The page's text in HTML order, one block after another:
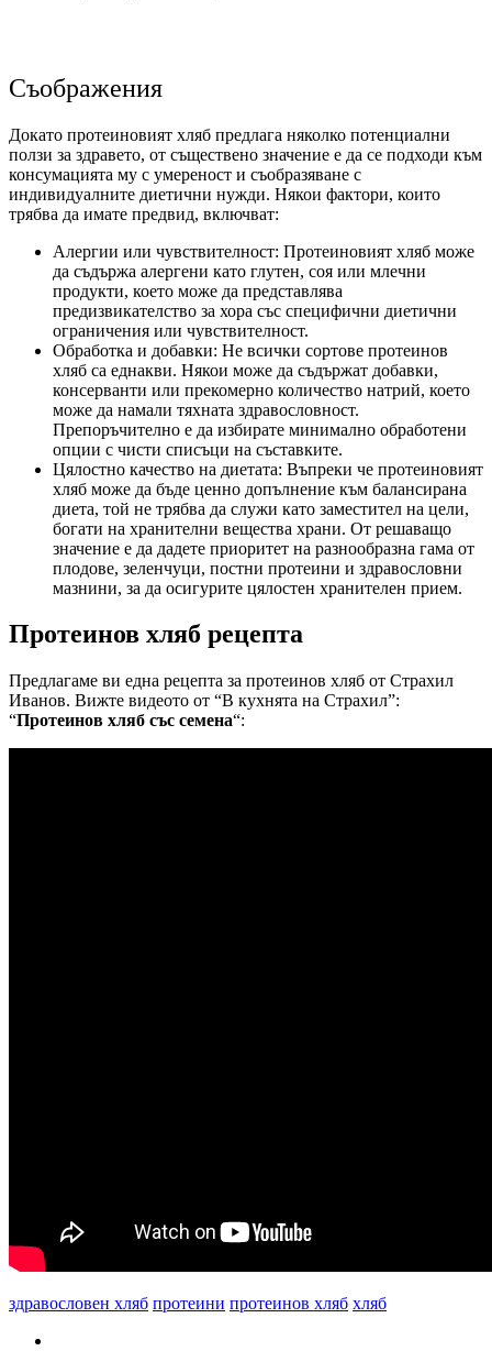
Съображения
Докато протеиновият хляб предлага няколко потенциални
ползи за здравето, от съществено значение е да се подходи към
консумацията му с умереност и съобразяване с
индивидуалните диетични нужди. Някои фактори, които
трябва да имате предвид, включват:
Алергии или чувствителност: Протеиновият хляб може
да съдържа алергени като глутен, соя или млечни
продукти, което може да представлява
предизвикателство за хора със специфични диетични
ограничения или чувствителност.
Обработка и добавки: Не всички сортове протеинов
хляб са еднакви. Някои може да съдържат добавки,
консерванти или прекомерно количество натрий, което
може да намали тяхната здравословност.
Препоръчително е да избирате минимално обработени
опции с чисти списъци на съставките.
Цялостно качество на диетата: Въпреки че протеиновият
хляб може да бъде ценно допълнение към балансирана
диета, той не трябва да служи като заместител на цели,
богати на хранителни вещества храни. От решаващо
значение е да дадете приоритет на разнообразна гама от
плодове, зеленчуци, постни протеини и здравословни
мазнини, за да осигурите цялостен хранителен прием.
Протеинов хляб рецепта
Предлагаме ви една рецепта за протеинов хляб от Страхил
Иванов. Вижте видеото от “В кухнята на Страхил”:
“Протеинов хляб със семена“:
здравословен хляб протеини протеинов хляб хляб